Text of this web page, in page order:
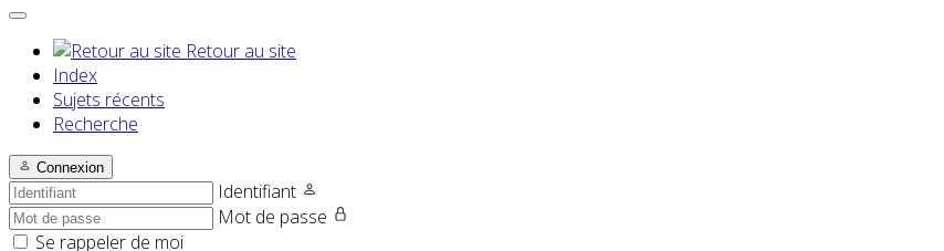
Retour au site
Index
Sujets récents
Recherche
Connexion
Identifiant
Mot de passe
Se rappeler de moi